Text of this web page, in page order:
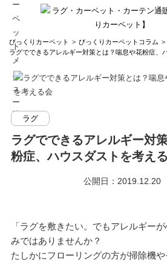
info
びっくりカーペット びっくりカーペットコラム
ラグでできるアレルギー対策とは？喘息や花粉症、
ラグ
ラグでできるアレルギー対
粉症、ハウスダストを考え
公開日：2019.12.20
「ラグを敷きたい。でもアレルギー
みではありませんか？
たしかにフローリングの方が掃除機や